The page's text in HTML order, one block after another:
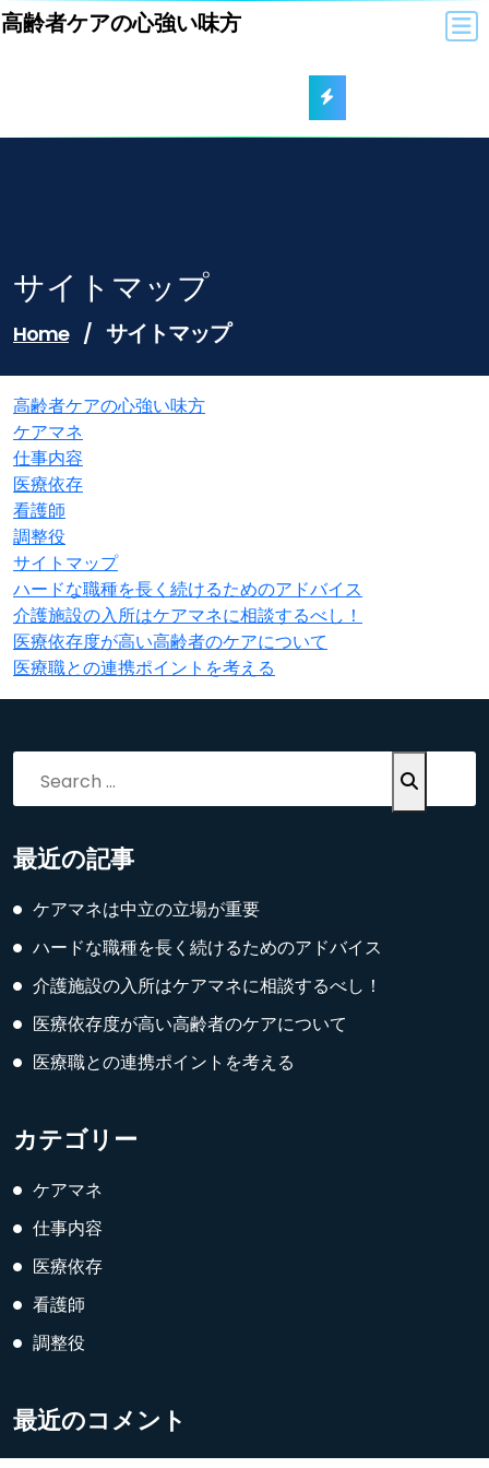
Skip
to
高齢者ケアの心強い味方
サイトマップ
Home / サイトマップ
高齢者ケアの心強い味方
ケアマネ
仕事内容
医療依存
看護師
調整役
サイトマップ
ハードな職種を長く続けるためのアドバイス
介護施設の入所はケアマネに相談するべし！
医療依存度が高い高齢者のケアについて
医療職との連携ポイントを考える
Search
最近の記事
ケアマネは中立の立場が重要
ハードな職種を長く続けるためのアドバイス
介護施設の入所はケアマネに相談するべし！
医療依存度が高い高齢者のケアについて
医療職との連携ポイントを考える
カテゴリー
ケアマネ
仕事内容
医療依存
看護師
調整役
最近のコメント